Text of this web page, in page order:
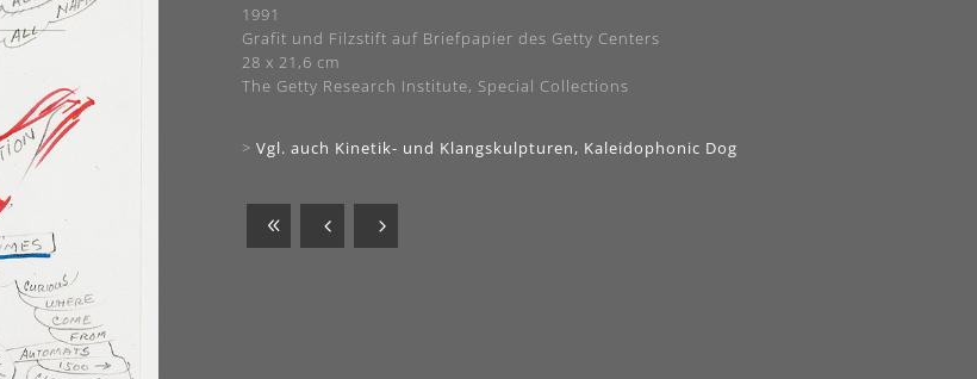
1991
Grafit und Filzstift auf Briefpapier des Getty Centers
28 x 21,6 cm
The Getty Research Institute, Special Collections
> Vgl. auch Kinetik- und Klangskulpturen, Kaleidophonic Dog